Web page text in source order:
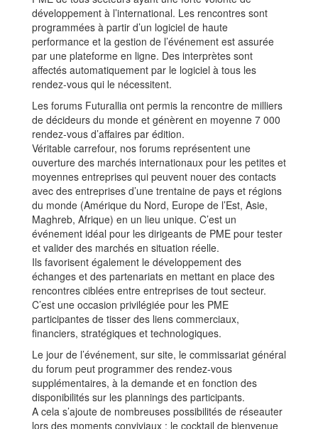
développement à l’international. Les rencontres sont
programmées à partir d’un logiciel de haute
performance et la gestion de l’événement est assurée
par une plateforme en ligne. Des interprètes sont
affectés automatiquement par le logiciel à tous les
rendez-vous qui le nécessitent.
Les forums Futurallia ont permis la rencontre de milliers
de décideurs du monde et génèrent en moyenne 7 000
rendez-vous d’affaires par édition.
Véritable carrefour, nos forums représentent une
ouverture des marchés internationaux pour les petites et
moyennes entreprises qui peuvent nouer des contacts
avec des entreprises d’une trentaine de pays et régions
du monde (Amérique du Nord, Europe de l’Est, Asie,
Maghreb, Afrique) en un lieu unique. C’est un
événement idéal pour les dirigeants de PME pour tester
et valider des marchés en situation réelle.
Ils favorisent également le développement des
échanges et des partenariats en mettant en place des
rencontres ciblées entre entreprises de tout secteur.
C’est une occasion privilégiée pour les PME
participantes de tisser des liens commerciaux,
financiers, stratégiques et technologiques.
Le jour de l’événement, sur site, le commissariat général
du forum peut programmer des rendez-vous
supplémentaires, à la demande et en fonction des
disponibilités sur les plannings des participants.
A cela s’ajoute de nombreuses possibilités de réseauter
lors des moments conviviaux : le cocktail de bienvenue